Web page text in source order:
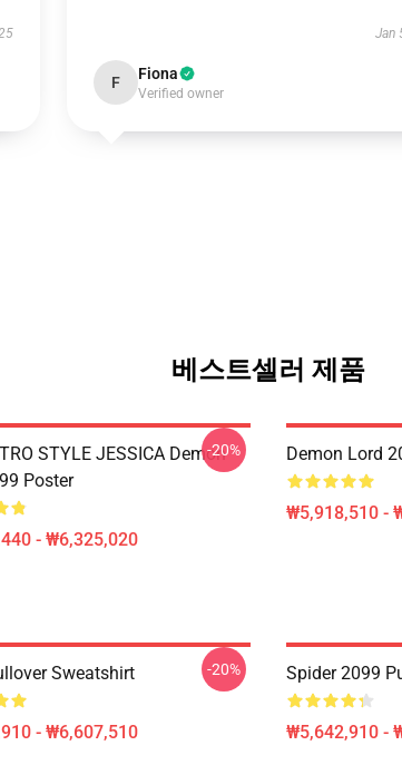
Jan
F Fiona
Verified owner
베스트셀러 제품
STYLE JESSICA Demon
Poster
- ₩6,325,020
-20% Demon Lord
₩5,918,510 -
Sweatshirt
- ₩6,607,510
-20% Spider 2099
₩5,642,910 -